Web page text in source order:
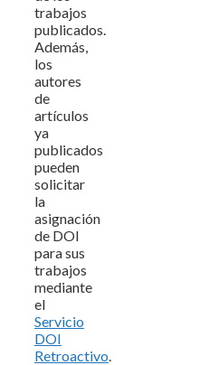
trabajos
publicados.
Además,
los
autores
de
artículos
ya
publicados
pueden
solicitar
la
asignación
de DOI
para sus
trabajos
mediante
el
Servicio
DOI
Retroactivo